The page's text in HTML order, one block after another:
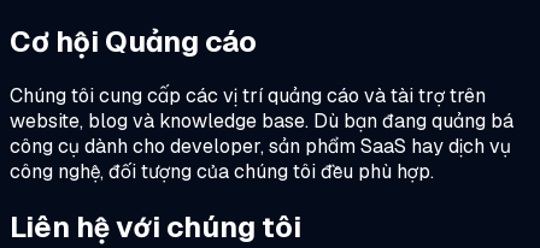
Cơ hội Quảng cáo
Chúng tôi cung cấp các vị trí quảng cáo và tài trợ trên
website, blog và knowledge base. Dù bạn đang quảng bá
công cụ dành cho developer, sản phẩm SaaS hay dịch vụ
công nghệ, đối tượng của chúng tôi đều phù hợp.
Liên hệ với chúng tôi